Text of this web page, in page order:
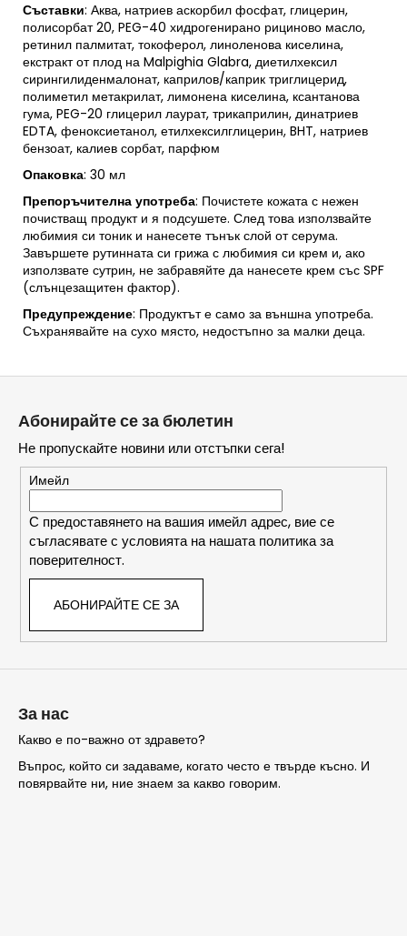
Съставки: Аква, натриев аскорбил фосфат, глицерин,
полисорбат 20, PEG-40 хидрогенирано рициново масло,
ретинил палмитат, токоферол, линоленова киселина,
екстракт от плод на Malpighia Glabra, диетилхексил
сирингилиденмалонат, каприлов/каприк триглицерид,
полиметил метакрилат, лимонена киселина, ксантанова
гума, PEG-20 глицерил лаурат, трикаприлин, динатриев
EDTA, феноксиетанол, етилхексилглицерин, BHT, натриев
бензоат, калиев сорбат, парфюм
Опаковка: 30 мл
Препоръчителна употреба: Почистете кожата с нежен
почистващ продукт и я подсушете. След това използвайте
любимия си тоник и нанесете тънък слой от серума.
Завършете рутинната си грижа с любимия си крем и, ако
използвате сутрин, не забравяйте да нанесете крем със SPF
(слънцезащитен фактор).
Предупреждение: Продуктът е само за външна употреба.
Съхранявайте на сухо място, недостъпно за малки деца.
Абонирайте се за бюлетин
Не пропускайте новини или отстъпки сега!
Имейл
С предоставянето на вашия имейл адрес, вие се
съгласявате с условията на нашата политика за
поверителност.
АБОНИРАЙТЕ СЕ ЗА
За нас
Какво е по-важно от здравето?
Въпрос, който си задаваме, когато често е твърде късно. И
повярвайте ни, ние знаем за какво говорим.